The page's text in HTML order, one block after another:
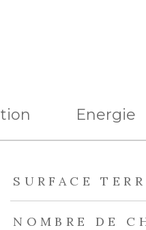
Energie
SURFACE
NOMBRE DE